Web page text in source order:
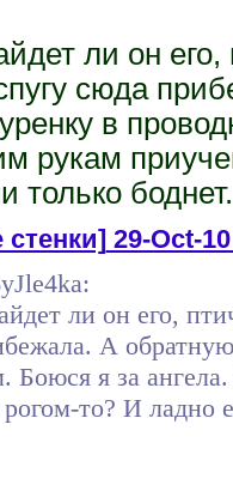
ли он
сюда
в
рукам
только боднет.
стенки]29-Oct-
ли он его,
А
Боюся я за
рогом-то? И ладно